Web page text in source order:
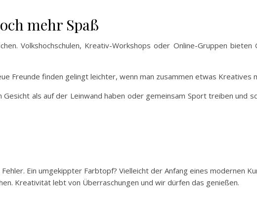
mehr Spaß
Volkshochschulen, Kreativ-Workshops oder Online-Gruppen bieten
Freunde finden gelingt leichter, wenn man zusammen etwas Kreatives
Gesicht als auf der Leinwand haben oder gemeinsam Sport treiben und
Ein umgekippter Farbtopf? Vielleicht der Anfang eines modernen
Kreativität lebt von Überraschungen und wir dürfen das genießen.